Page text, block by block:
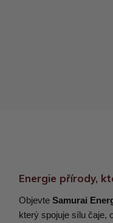
Energie přírody,
Objevte Samurai
který spojuje sílu čaje,